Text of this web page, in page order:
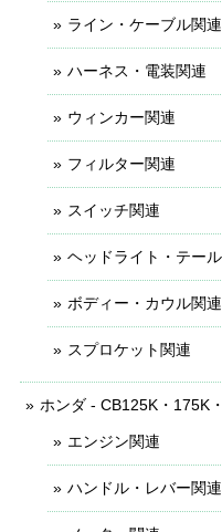
ライン・ケーブル関連
ハーネス・電装関連
ウィンカー関連
フィルター関連
スイッチ関連
ヘッドライト・テー
ボディー・カウル関連
スプロケット関連
ホンダ - CB125K・175K
エンジン関連
ハンドル・レバー関連